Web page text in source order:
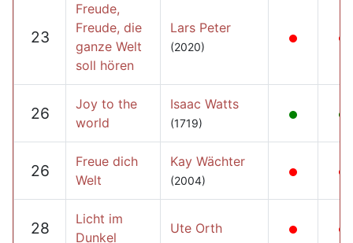
23
Freude,
Freude, die
ganze Welt
soll hören
Lars Peter
(2020)
26
Joy to the
world
Isaac Watts
(1719)
26
Freue dich
Welt
Kay Wächter
(2004)
28
Licht im
Dunkel
Ute Orth